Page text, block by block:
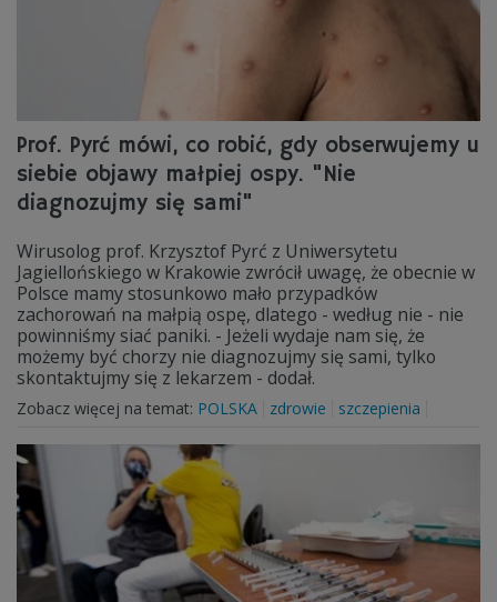
Prof. Pyrć mówi, co robić, gdy obserwujemy u
siebie objawy małpiej ospy. "Nie
diagnozujmy się sami"
Wirusolog prof. Krzysztof Pyrć z Uniwersytetu
Jagiellońskiego w Krakowie zwrócił uwagę, że obecnie w
Polsce mamy stosunkowo mało przypadków
zachorowań na małpią ospę, dlatego - według nie - nie
powinniśmy siać paniki. - Jeżeli wydaje nam się, że
możemy być chorzy nie diagnozujmy się sami, tylko
skontaktujmy się z lekarzem - dodał.
Zobacz więcej na temat: POLSKA zdrowie szczepienia